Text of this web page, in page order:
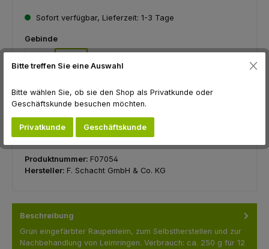
Sofort verfügbar, Lieferzeit: 1-3 Tage
Gebindeauswählen
Zum Merkzettel hinzufügen
Produktnummer: F07054
Hersteller: F. Schacht GmbH & Co. KG
Beschreibung
Grün eingefärbter Raupenleim, zum Selbstherstellen und zur
Nachbehandlung von Leimringen. Verbrauch: ca. 250 g für 12
Bitte treffen Sie eine Auswahl
Bitte wählen Sie, ob sie den Shop als Privatkunde oder
Geschäftskunde besuchen möchten.
Privatkunde Geschäftskunde